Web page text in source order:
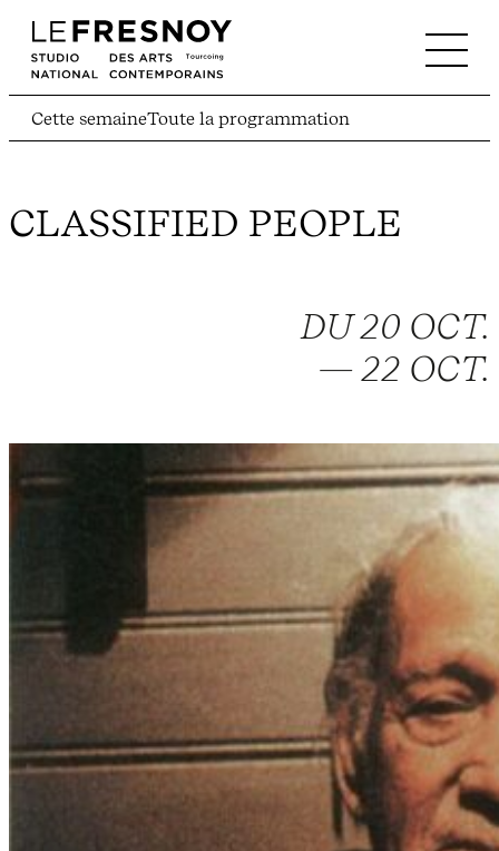
Cette semaineToute la programmation
CLASSIFIED PEOPLE
DU 20 OCT.
— 22 OCT.